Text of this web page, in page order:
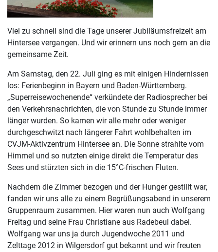
Viel zu schnell sind die Tage unserer Jubiläumsfreizeit am
Hintersee vergangen. Und wir erinnern uns noch gern an die
gemeinsame Zeit.
Am Samstag, den 22. Juli ging es mit einigen Hindernissen
los: Ferienbeginn in Bayern und Baden-Württemberg.
„Superreisewochenende“ verkündete der Radiosprecher bei
den Verkehrsnachrichten, die von Stunde zu Stunde immer
länger wurden. So kamen wir alle mehr oder weniger
durchgeschwitzt nach längerer Fahrt wohlbehalten im
CVJM-Aktivzentrum Hintersee an. Die Sonne strahlte vom
Himmel und so nutzten einige direkt die Temperatur des
Sees und stürzten sich in die 15°C-frischen Fluten.
Nachdem die Zimmer bezogen und der Hunger gestillt war,
fanden wir uns alle zu einem Begrüßungsabend in unserem
Gruppenraum zusammen. Hier waren nun auch Wolfgang
Freitag und seine Frau Christiane aus Radebeul dabei.
Wolfgang war uns ja durch Jugendwoche 2011 und
Zelttage 2012 in Wilgersdorf gut bekannt und wir freuten